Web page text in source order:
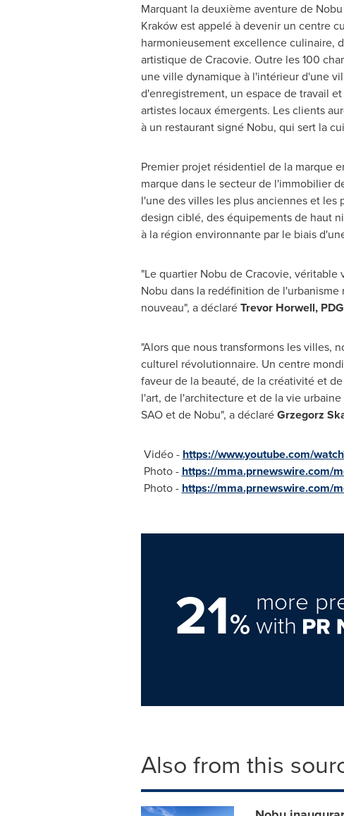
Marquant la deuxième aventure de
Kraków est appelé à devenir un centre
harmonieusement excellence culinaire,
artistique de Cracovie. Outre les 100
une ville dynamique à l'intérieur d'une
d'enregistrement, un espace de travail
artistes locaux émergents. Les clients
à un restaurant signé Nobu, qui sert la
Premier projet résidentiel de la marque
marque dans le secteur de l'immobilier
l'une des villes les plus anciennes et
design ciblé, des équipements de haut
à la région environnante par le biais
"Le quartier Nobu de Cracovie,
Nobu dans la redéfinition de
nouveau", a déclaréTrevor Horwell,
"Alors que nous transformons les villes,
culturel révolutionnaire. Un centre
faveur de la beauté, de la créativité et
l'art, de l'architecture et de la vie
SAO et de Nobu", a déclaréGrzegorz
Vidéo - https://www.youtube.com/
Photo - https://mma.prnewswire.com/
Photo - https://mma.prnewswire.com/
21%
more
with
Also from this